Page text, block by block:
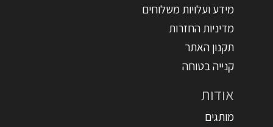
מידע ועלויות משלוחים
מדיניות החזרות
תקנון האתר
קנייה בטוחה
אודות
מותגים